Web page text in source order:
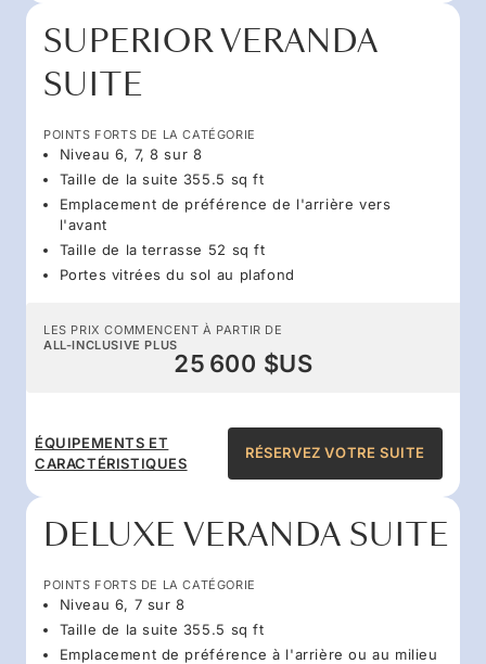
SUPERIOR VERANDA
SUITE
POINTS FORTS DE LA CATÉGORIE
Niveau 6, 7, 8 sur 8
Taille de la suite 355.5 sq ft
Emplacement de préférence de l'arrière vers
l'avant
Taille de la terrasse 52 sq ft
Portes vitrées du sol au plafond
LES PRIX COMMENCENT À PARTIR DE
ALL-INCLUSIVE PLUS
25 600 $US
ÉQUIPEMENTS ET
CARACTÉRISTIQUES
RÉSERVEZ VOTRE SUITE
DELUXE VERANDA SUITE
POINTS FORTS DE LA CATÉGORIE
Niveau 6, 7 sur 8
Taille de la suite 355.5 sq ft
Emplacement de préférence à l'arrière ou au milieu